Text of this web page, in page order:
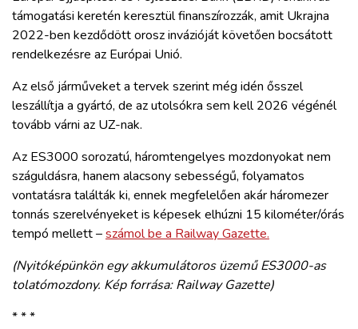
támogatási keretén keresztül finanszírozzák, amit Ukrajna
2022-ben kezdődött orosz invázióját követően bocsátott
rendelkezésre az Európai Unió.
Az első járműveket a tervek szerint még idén ősszel
leszállítja a gyártó, de az utolsókra sem kell 2026 végénél
tovább várni az UZ-nak.
Az ES3000 sorozatú, háromtengelyes mozdonyokat nem
száguldásra, hanem alacsony sebességű, folyamatos
vontatásra találták ki, ennek megfelelően akár háromezer
tonnás szerelvényeket is képesek elhúzni 15 kilométer/órás
tempó mellett –számol be a Railway Gazette.
(Nyitóképünkön egy akkumulátoros üzemű ES3000-as
tolatómozdony. Kép forrása: Railway Gazette)
* * *